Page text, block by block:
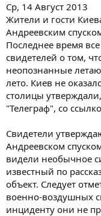
Ср, 14 Август 2013
Жители и гости
Андреевским
Последнее время
свидетелей о том,
неопознанные
лето. Киев не
столицы
"Телеграф", со
Свидетели
Андреевском
видели необычное
известный по
объект. Следует
военно-воздушных
инциденту они не